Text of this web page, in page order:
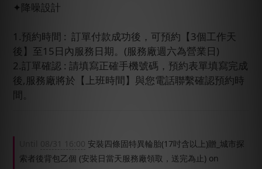
✦降噪設計
1.預約時間 :  訂單付款成功後，可預約【3個工作天
後】至15日內服務日期。(服務廠週六為營業日)
2.訂單確認 : 請填寫正確手機號碼，預約表單填寫完成
後,服務廠將於【上班時間】與您電話聯繫確認預約時
間。
08/31 16:00 安裝四條固特異輪胎(17吋含以上)贈_城市探
索者後背包乙個 (安裝日當天服務廠領取，送完為止) on